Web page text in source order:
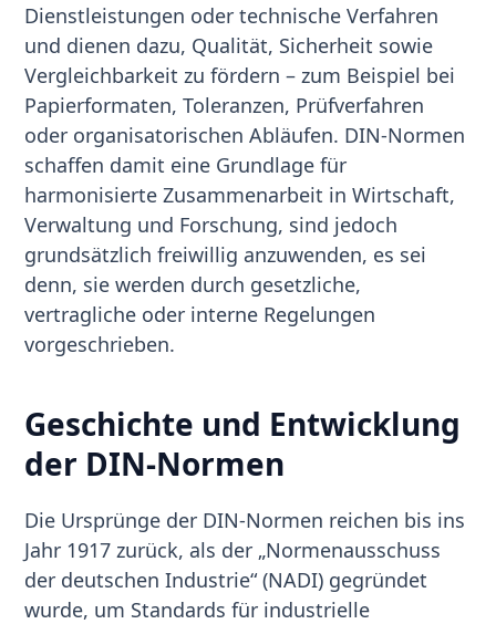
Dienstleistungen oder technische Verfahren
und dienen dazu, Qualität, Sicherheit sowie
Vergleichbarkeit zu fördern – zum Beispiel bei
Papierformaten, Toleranzen, Prüfverfahren
oder organisatorischen Abläufen. DIN-Normen
schaffen damit eine Grundlage für
harmonisierte Zusammenarbeit in Wirtschaft,
Verwaltung und Forschung, sind jedoch
grundsätzlich freiwillig anzuwenden, es sei
denn, sie werden durch gesetzliche,
vertragliche oder interne Regelungen
vorgeschrieben.
Geschichte und Entwicklung
der DIN-Normen
Die Ursprünge der DIN-Normen reichen bis ins
Jahr 1917 zurück, als der „Normenausschuss
der deutschen Industrie“ (NADI) gegründet
wurde, um Standards für industrielle